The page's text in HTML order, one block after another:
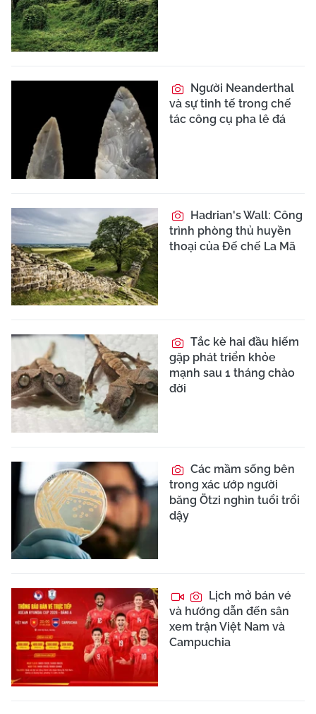
Người Neanderthal
và sự tinh tế trong chế
tác công cụ pha lê đá
Hadrian's Wall: Công
trình phòng thủ huyền
thoại của Đế chế La Mã
Tắc kè hai đầu hiếm
gặp phát triển khỏe
mạnh sau 1 tháng chào
đời
Các mầm sống bên
trong xác ướp người
băng Ötzi nghìn tuổi trổi
dậy
Lịch mở bán vé
và hướng dẫn đến sân
xem trận Việt Nam và
Campuchia